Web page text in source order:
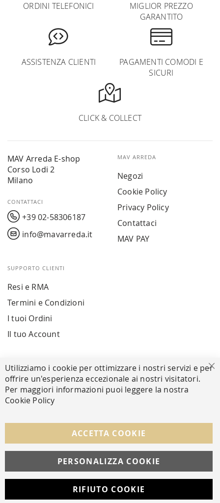
ORDINI TELEFONICI
MIGLIOR PREZZO
GARANTITO
ASSISTENZA CLIENTI
PAGAMENTI COMODI E
SICURI
CLICK & COLLECT
MAV Arreda E-shop
Corso Lodi 2
Milano
CONTATTACI
+39 02-58306187
info@mavarreda.it
MAV ARREDA
Negozi
Cookie Policy
Privacy Policy
Contattaci
MAV PAY
SUPPORTO CLIENTI
Resi e RMA
Termini e Condizioni
I tuoi Ordini
Il tuo Account
Facebook Instagram Whatsapp
© Copyright MAV Arreda s.r.l. | P.IVA IT05919160969
Via Galileo Galilei, 14 | Milano
Utilizziamo i cookie per ottimizzare i nostri servizi e per
offrire un'esperienza eccezionale ai nostri visitatori.
Per maggiori informazioni puoi leggere la nostra
Cookie Policy
ACCETTA COOKIE
PERSONALIZZA COOKIE
RIFIUTO COOKIE